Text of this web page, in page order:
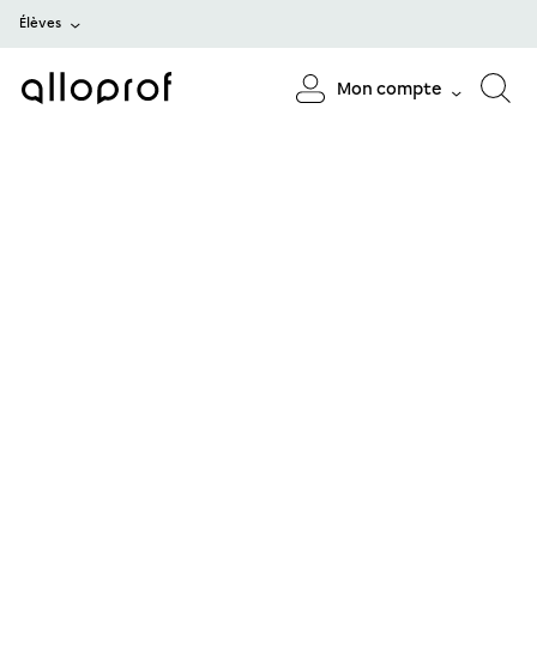
Élèves
Mon compte